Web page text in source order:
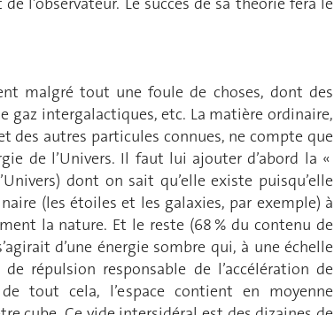
malgré tout une foule de choses, dont des
gaz intergalactiques, etc. La matière ordinaire,
des autres particules connues, ne compte que
de l’Univers. Il faut lui ajouter d’abord la «
dont on sait qu’elle existe puisqu’elle
(les étoiles et les galaxies, par exemple) à
la nature. Et le reste (68 % du contenu de
d’une énergie sombre qui, à une échelle
répulsion responsable de l’accélération de
tout cela, l’espace contient en moyenne